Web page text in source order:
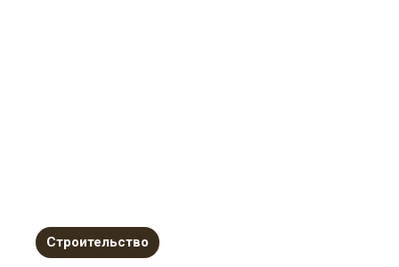
Строительство